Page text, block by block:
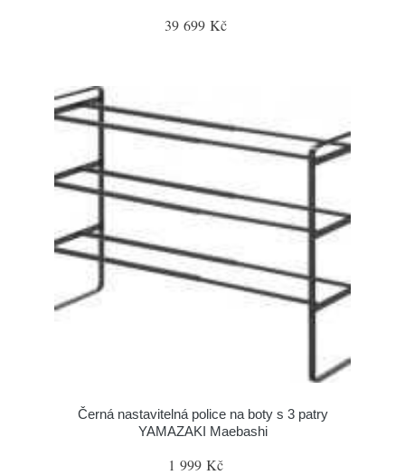
39 699 Kč
Černá nastavitelná police na boty s 3 patry
YAMAZAKI Maebashi
1 999 Kč